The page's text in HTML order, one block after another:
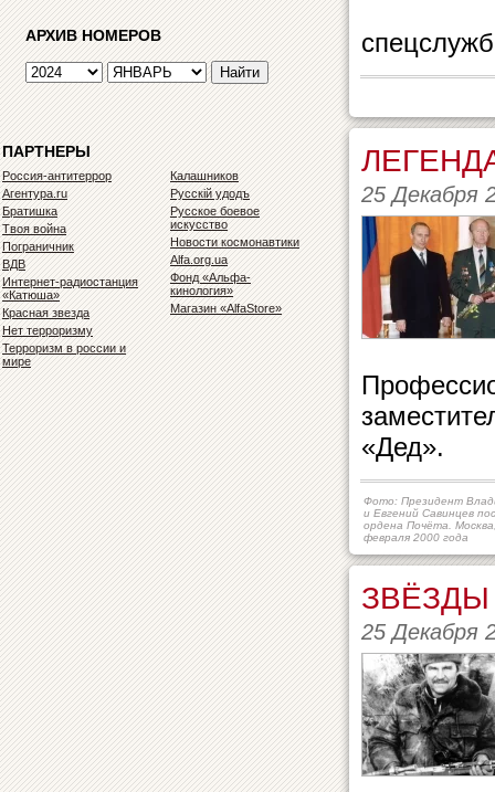
АРХИВ НОМЕРОВ
ПАРТНЕРЫ
Россия-антитеррор
Агентура.ru
Братишка
Твоя война
Пограничник
ВДВ
Интернет-радиостанция
«Катюша»
Красная звезда
Нет терроризму
Терроризм в россии и
мире
Калашников
Русскiй удодъ
Русское боевое
искусство
Новости космонавтики
Alfa.org.ua
Фонд «Альфа-
кинология»
Магазин «AlfaStore»
25 Декабря
«Дед».
Фото: Президент
и Евгений Савинцев
ордена Почёта.
февраля 2000 года
25 Декабря